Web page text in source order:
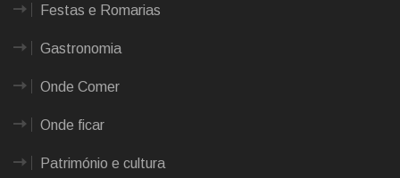
Festas e Romarias
Gastronomia
Onde Comer
Onde ficar
Património e cultura